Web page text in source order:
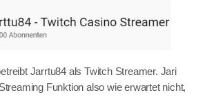
Jarrtu84 als Twitch Streamer. Jari
Funktion also wie erwartet nicht,